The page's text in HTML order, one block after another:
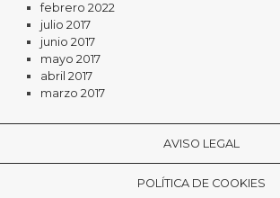
febrero 2022
julio 2017
junio 2017
mayo 2017
abril 2017
marzo 2017
AVISO LEGAL
POLÍTICA DE COOKIES